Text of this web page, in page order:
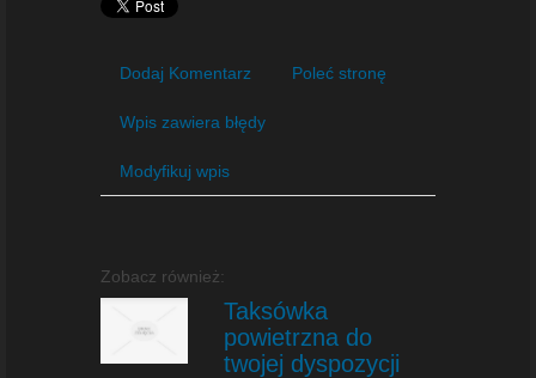
Dodaj Komentarz Poleć stronę
Wpis zawiera błędy
Modyfikuj wpis
Zobacz również:
Taksówka
powietrzna do
twojej dyspozycji